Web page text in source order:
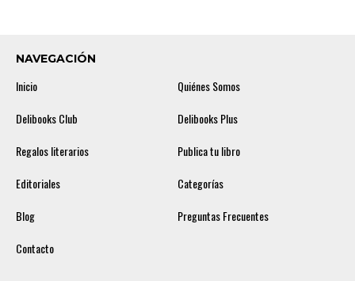
NAVEGACIÓN
Inicio
Quiénes Somos
Delibooks Club
Delibooks Plus
Regalos literarios
Publica tu libro
Editoriales
Categorías
Blog
Preguntas Frecuentes
Contacto